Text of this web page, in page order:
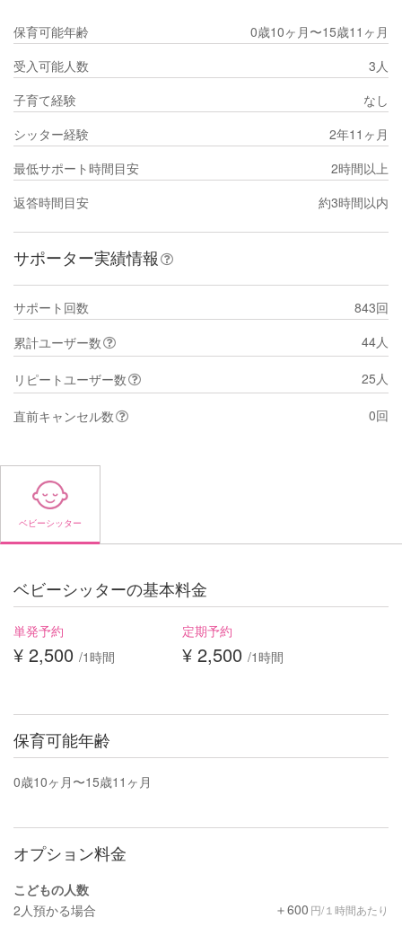
保育可能年齢
0歳10ヶ月〜15歳11ヶ月
受入可能人数
3人
子育て経験
なし
シッター経験
2年11ヶ月
最低サポート時間目安
2時間以上
返答時間目安
約3時間以内
サポーター実績情報
サポート回数
843回
累計ユーザー数
44人
リピートユーザー数 25人
直前キャンセル数 0回
ベビーシッター
ベビーシッターの基本料金
単発予約
¥ 2,500 /1時間
定期予約
¥ 2,500 /1時間
保育可能年齢
0歳10ヶ月〜15歳11ヶ月
オプション料金
こどもの人数
2人預かる場合
＋600 円/１時間あたり